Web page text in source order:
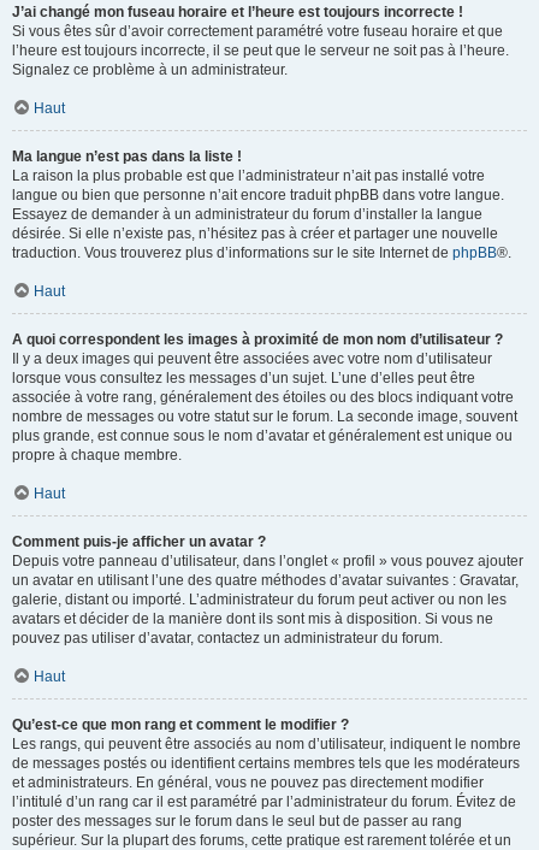
J’ai changé mon fuseau horaire et l’heure est toujours incorrecte !
Si vous êtes sûr d’avoir correctement paramétré votre fuseau horaire et que
l’heure est toujours incorrecte, il se peut que le serveur ne soit pas à l’heure.
Signalez ce problème à un administrateur.
Haut
Ma langue n’est pas dans la liste !
La raison la plus probable est que l’administrateur n’ait pas installé votre
langue ou bien que personne n’ait encore traduit phpBB dans votre langue.
Essayez de demander à un administrateur du forum d’installer la langue
désirée. Si elle n’existe pas, n’hésitez pas à créer et partager une nouvelle
traduction. Vous trouverez plus d’informations sur le site Internet de phpBB®.
Haut
A quoi correspondent les images à proximité de mon nom d’utilisateur ?
Il y a deux images qui peuvent être associées avec votre nom d’utilisateur
lorsque vous consultez les messages d’un sujet. L’une d’elles peut être
associée à votre rang, généralement des étoiles ou des blocs indiquant votre
nombre de messages ou votre statut sur le forum. La seconde image, souvent
plus grande, est connue sous le nom d’avatar et généralement est unique ou
propre à chaque membre.
Haut
Comment puis-je afficher un avatar ?
Depuis votre panneau d’utilisateur, dans l’onglet « profil » vous pouvez ajouter
un avatar en utilisant l’une des quatre méthodes d’avatar suivantes : Gravatar,
galerie, distant ou importé. L’administrateur du forum peut activer ou non les
avatars et décider de la manière dont ils sont mis à disposition. Si vous ne
pouvez pas utiliser d’avatar, contactez un administrateur du forum.
Haut
Qu’est-ce que mon rang et comment le modifier ?
Les rangs, qui peuvent être associés au nom d’utilisateur, indiquent le nombre
de messages postés ou identifient certains membres tels que les modérateurs
et administrateurs. En général, vous ne pouvez pas directement modifier
l’intitulé d’un rang car il est paramétré par l’administrateur du forum. Évitez de
poster des messages sur le forum dans le seul but de passer au rang
supérieur. Sur la plupart des forums, cette pratique est rarement tolérée et un